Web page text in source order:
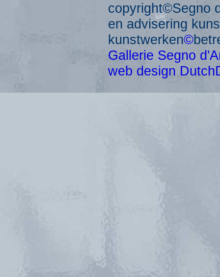
copyright©Segno
en advisering
kunstwerken©
Gallerie Segno
web design